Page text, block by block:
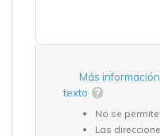
Más
texto
No se
Las